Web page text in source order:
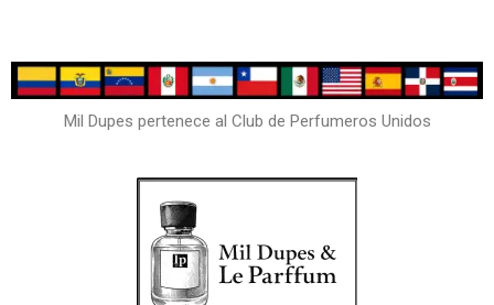
Mil Dupes pertenece al Club de Perfumeros Unidos